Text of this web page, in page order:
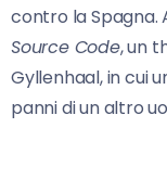
contro la Spagna.
Source Code, un
Gyllenhaal, in cui
panni di un altro